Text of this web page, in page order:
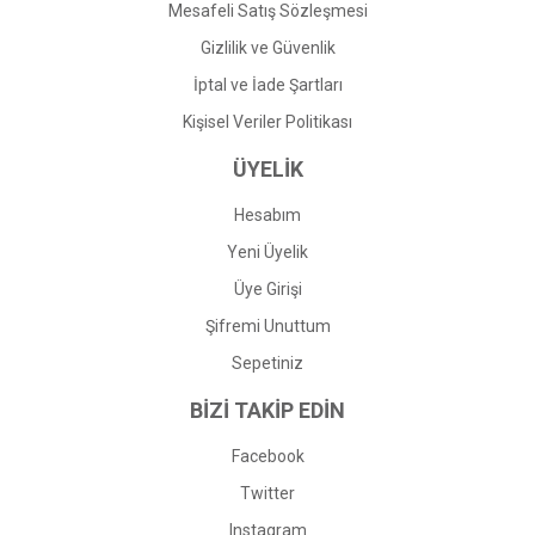
Mesafeli Satış Sözleşmesi
Gizlilik ve Güvenlik
İptal ve İade Şartları
Kişisel Veriler Politikası
ÜYELİK
Hesabım
Yeni Üyelik
Üye Girişi
Şifremi Unuttum
Sepetiniz
BİZİ TAKİP EDİN
Facebook
Twitter
Instagram